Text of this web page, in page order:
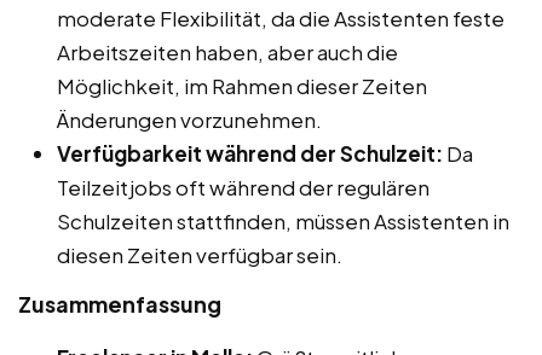
moderate Flexibilität, da die Assistenten feste
Arbeitszeiten haben, aber auch die
Möglichkeit, im Rahmen dieser Zeiten
Änderungen vorzunehmen.
Verfügbarkeit während der Schulzeit: Da
Teilzeitjobs oft während der regulären
Schulzeiten stattfinden, müssen Assistenten in
diesen Zeiten verfügbar sein.
Zusammenfassung